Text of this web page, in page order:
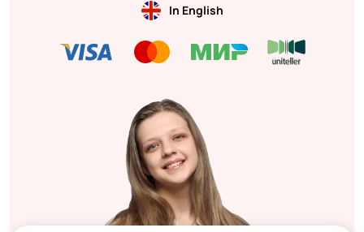
In English